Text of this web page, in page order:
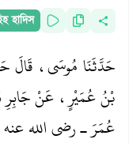
হাদিস
حَدَّثَنَا مُوسَى، قَالَ
بْنُ عُمَيْرٍ، عَنْ جَابِرِ
عُمَرَ ـ رضى الله